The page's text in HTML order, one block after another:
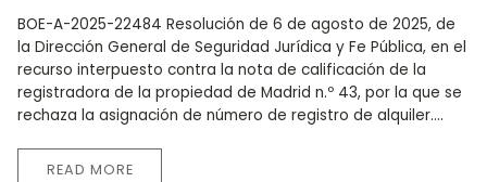
BOE-A-2025-22484 Resolución de 6 de agosto de 2025, de
la Dirección General de Seguridad Jurídica y Fe Pública, en el
recurso interpuesto contra la nota de calificación de la
registradora de la propiedad de Madrid n.º 43, por la que se
rechaza la asignación de número de registro de alquiler....
READ MORE